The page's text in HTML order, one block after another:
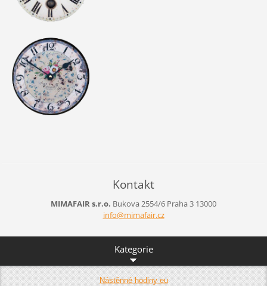
Kontakt
MIMAFAIR s.r.o. Bukova 2554/6 Praha 3 13000
info@mimafair.cz
Kategorie
Nástěnné hodiny eu